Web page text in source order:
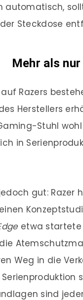
automatisch,
Steckdose
Mehr als
Razers
des Herstellers
Stuhl
in
gut:
etwa startete
Weg in die
sind